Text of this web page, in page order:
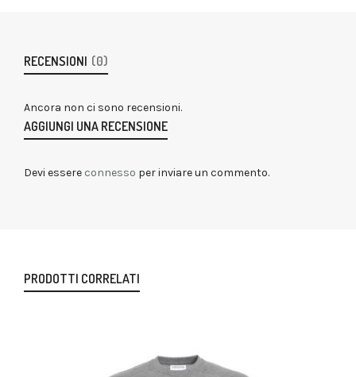
RECENSIONI (0)
Ancora non ci sono recensioni.
AGGIUNGI UNA RECENSIONE
Devi essere connesso per inviare un commento.
PRODOTTI CORRELATI